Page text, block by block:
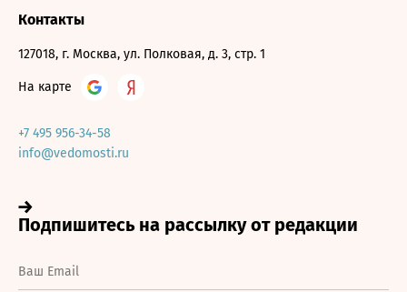
Контакты
127018, г. Москва, ул. Полковая, д. 3, стр. 1
На карте
+7 495 956-34-58
info@vedomosti.ru